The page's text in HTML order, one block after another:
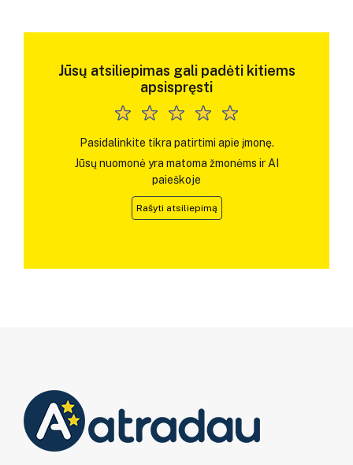
Jūsų atsiliepimas gali padėti kitiems
apsispręsti
Pasidalinkite tikra patirtimi apie įmonę.
Jūsų nuomonė yra matoma žmonėms ir AI
paieškoje
Rašyti atsiliepimą